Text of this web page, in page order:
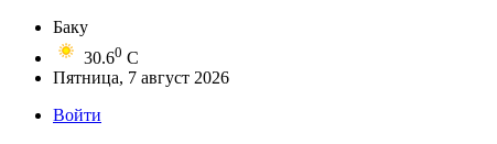
Баку
30.60 C
Пятница, 7 август 2026
Войти